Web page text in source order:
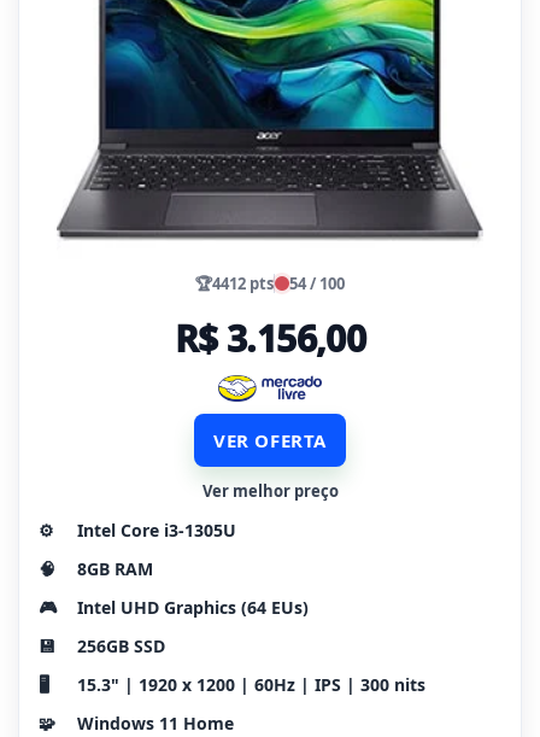
🏆4412 pts 54 / 100
R$ 3.156,00
VER OFERTA
Ver melhor preço
⚙️
Intel Core i3-1305U
🧠
8GB RAM
🎮
Intel UHD Graphics (64 EUs)
💾
256GB SSD
🖥️
15.3" | 1920 x 1200 | 60Hz | IPS | 300 nits
🧩
Windows 11 Home